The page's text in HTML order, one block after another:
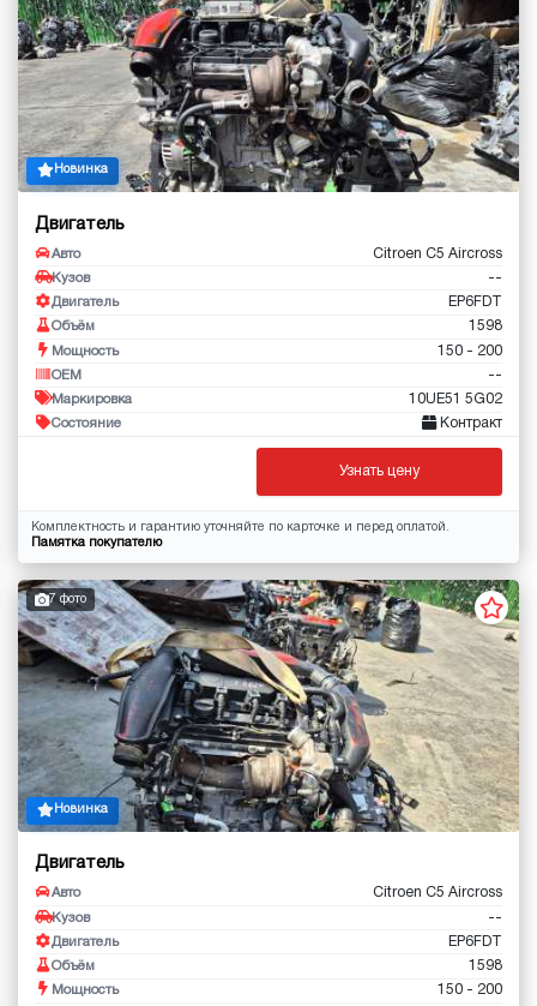
Новинка
Двигатель
Авто Citroen C5 Aircross
Кузов --
Двигатель EP6FDT
Объём 1598
Мощность 150 - 200
OEM --
Маркировка 10UE51 5G02
Состояние Контракт
Узнать цену
Комплектность и гарантию уточняйте по карточке и перед оплатой.
Памятка покупателю
7 фото
Новинка
Двигатель
Авто Citroen C5 Aircross
Кузов --
Двигатель EP6FDT
Объём 1598
Мощность 150 - 200